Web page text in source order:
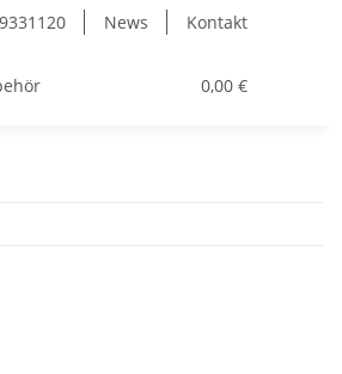
News Kontakt
0,00 €